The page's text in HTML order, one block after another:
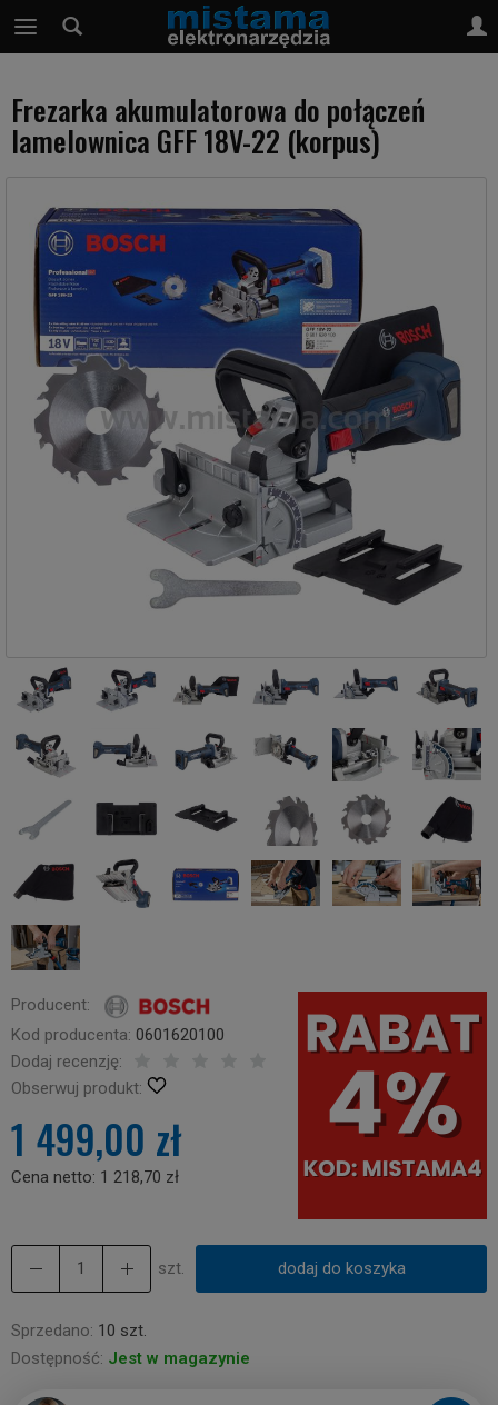
Frezarka akumulatorowa do połączeń
lamelownica GFF 18V-22 (korpus)
Producent:
Kod producenta: 0601620100
Dodaj recenzję:
Obserwuj produkt:
1 499,00 zł
Cena netto: 1 218,70 zł
szt. dodaj do koszyka
Sprzedano: 10 szt.
Dostępność: Jest w magazynie